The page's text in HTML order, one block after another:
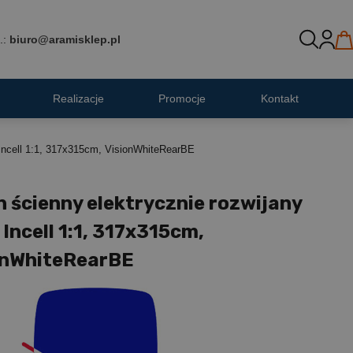
biuro@aramisklep.pl
Realizacje Promocje Kontakt
1:1, 317x315cm, VisionWhiteRearBE
ścienny elektrycznie rozwijany
1:1, 317x315cm,